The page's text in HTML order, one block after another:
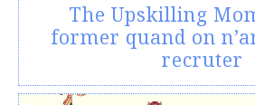
The Upskilling
former quand on
recruter